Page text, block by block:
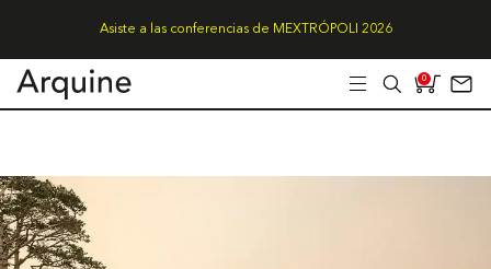
Asiste a las conferencias de MEXTRÓPOLI 2026
0